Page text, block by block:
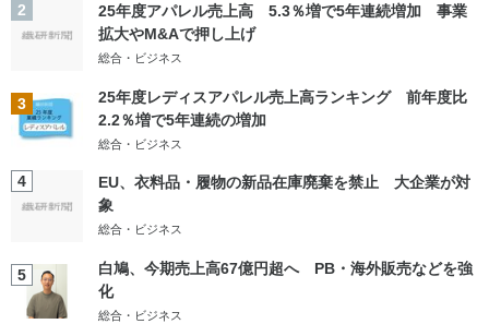
2
25年度アパレル売上高 5.3％増で5年連続増加 事業
拡大やM&Aで押し上げ
総合・ビジネス
3
25年度レディスアパレル売上高ランキング 前年度比
2.2％増で5年連続の増加
総合・ビジネス
4
EU、衣料品・履物の新品在庫廃棄を禁止 大企業が対
象
総合・ビジネス
5
白鳩、今期売上高67億円超へ PB・海外販売などを強
化
総合・ビジネス